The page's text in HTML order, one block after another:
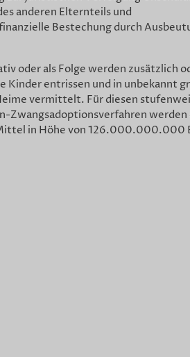
anderen Elternteils und
Bestechung durch
oder als Folge werden zusätzlich
Kinder entrissen und in unbekannt
vermittelt. Für diesen
Zwangsadoptionsverfahren
in Höhe von 126.000.000.000